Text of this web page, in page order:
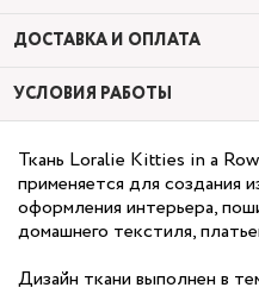
ДОСТАВКА И ОПЛАТА
УСЛОВИЯ РАБОТЫ
Ткань Loralie Kitties in a
применяется для создания
оформления интерьера,
домашнего текстиля,
Дизайн ткани выполнен в